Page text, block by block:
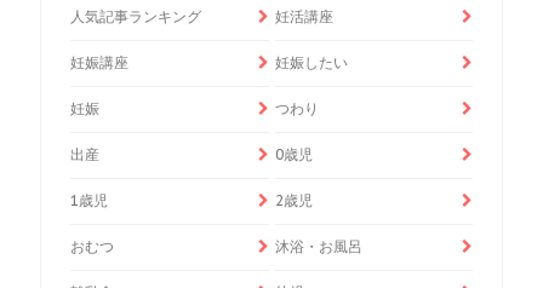
人気記事ランキング 妊活講座
妊娠講座 妊娠したい
妊娠 つわり
出産 0歳児
1歳児 2歳児
おむつ 沐浴・お風呂